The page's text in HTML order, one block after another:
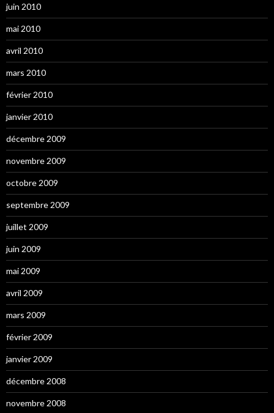
juin 2010
mai 2010
avril 2010
mars 2010
février 2010
janvier 2010
décembre 2009
novembre 2009
octobre 2009
septembre 2009
juillet 2009
juin 2009
mai 2009
avril 2009
mars 2009
février 2009
janvier 2009
décembre 2008
novembre 2008